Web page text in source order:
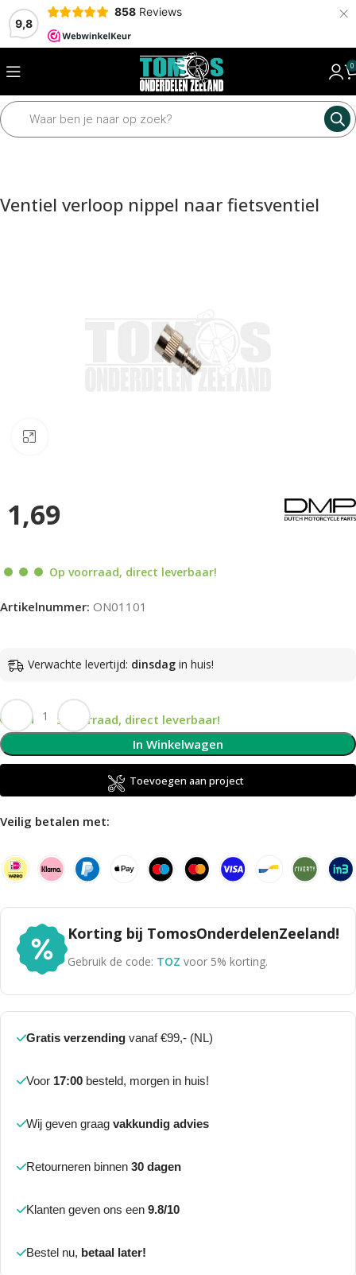
9,8
858 Reviews ×
0
Home Framedelen Banden Banden en toebehoren
Ventiel verloop nippel naar fietsventiel
1,69
Op voorraad, direct leverbaar!
Artikelnummer: ON01101
Verwachte levertijd: dinsdag in huis!
Op voorraad, direct leverbaar!
In Winkelwagen
Toevoegen aan project
Veilig betalen met:
Korting bij TomosOnderdelenZeeland!
Gebruik de code: TOZ voor 5% korting.
Gratis verzending vanaf €99,- (NL)
Voor 17:00 besteld, morgen in huis!
Wij geven graag vakkundig advies
Retourneren binnen 30 dagen
Klanten geven ons een 9.8/10
Bestel nu, betaal later!